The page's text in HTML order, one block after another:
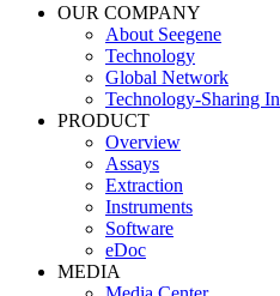
OUR COMPANY
About Seegene
Technology
Global Network
Technology-Sharing
PRODUCT
Overview
Assays
Extraction
Instruments
Software
eDoc
MEDIA